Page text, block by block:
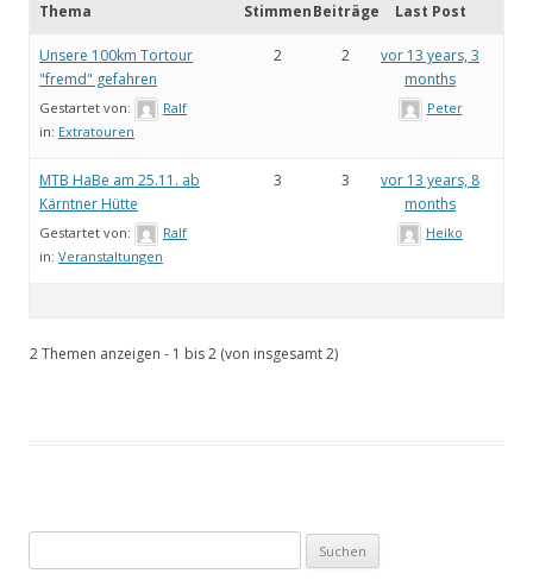
Thema StimmenBeiträge Last Post
Unsere 100km Tortour
"fremd" gefahren
Gestartet von:
Ralf
in: Extratouren
2 2
vor 13 years, 3
months
Peter
MTB HaBe am 25.11. ab
Kärntner Hütte
Gestartet von:
Ralf
in: Veranstaltungen
3 3
vor 13 years, 8
months
Heiko
2 Themen anzeigen - 1 bis 2 (von insgesamt 2)
nach: